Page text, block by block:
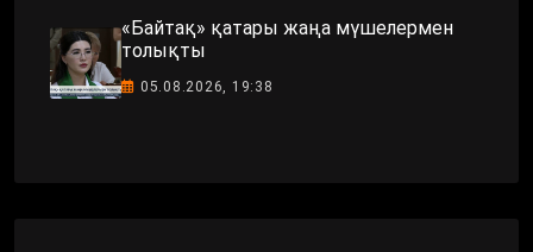
«Байтақ» қатары жаңа мүшелермен
толықты
05.08.2026, 19:38